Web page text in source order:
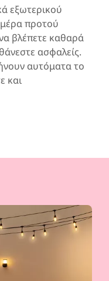
εξωτερικού
προτού
βλέπετε καθαρά
ασφαλείς.
αυτόματα το
και